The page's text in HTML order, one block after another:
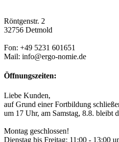
Röntgenstr. 2
32756 Detmold
Fon: +49 5231 601651
Mail: info@ergo-nomie.de
Öffnungszeiten:
Liebe Kunden,
auf Grund einer Fortbildung
um 17 Uhr, am Samstag, 8.8. bleibt
Montag geschlossen!
Dienstag bis Freitag: 11:00 - 13:00